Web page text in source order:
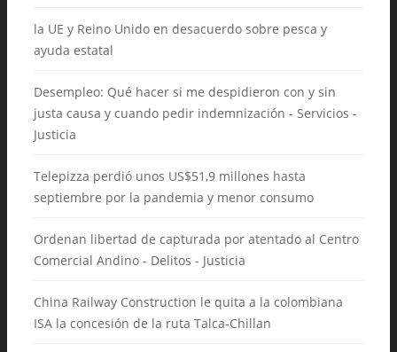
la UE y Reino Unido en desacuerdo sobre pesca y
ayuda estatal
Desempleo: Qué hacer si me despidieron con y sin
justa causa y cuando pedir indemnización - Servicios -
Justicia
Telepizza perdió unos US$51,9 millones hasta
septiembre por la pandemia y menor consumo
Ordenan libertad de capturada por atentado al Centro
Comercial Andino - Delitos - Justicia
China Railway Construction le quita a la colombiana
ISA la concesión de la ruta Talca-Chillan